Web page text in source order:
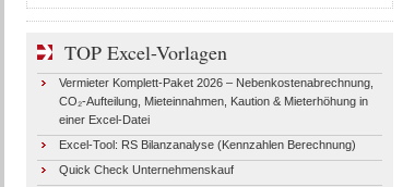
TOP Excel-Vorlagen
Vermieter Komplett-Paket 2026 – Nebenkostenabrechnung,
CO₂-Aufteilung, Mieteinnahmen, Kaution & Mieterhöhung in
einer Excel-Datei
Excel-Tool: RS Bilanzanalyse (Kennzahlen Berechnung)
Quick Check Unternehmenskauf